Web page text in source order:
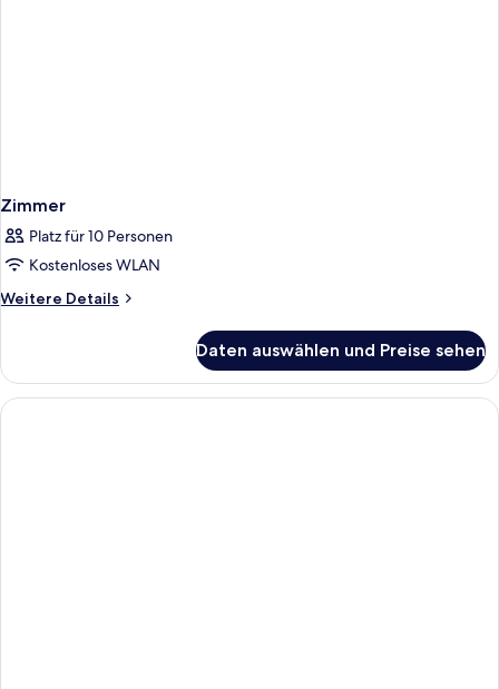
Zimmer
Platz für 10 Personen
Kostenloses WLAN
Weitere Details
Weitere
Daten auswählen und Preise sehen